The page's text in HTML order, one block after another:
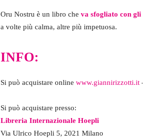
Oru Nostru è un libro che va sfogliato con gli
a volte più calma, altre più impetuosa.
INFO:
Si può acquistare online www.giannirizzotti.it
Si può acquistare presso:
Libreria Internazionale Hoepli
Via Ulrico Hoepli 5, 2021 Milano